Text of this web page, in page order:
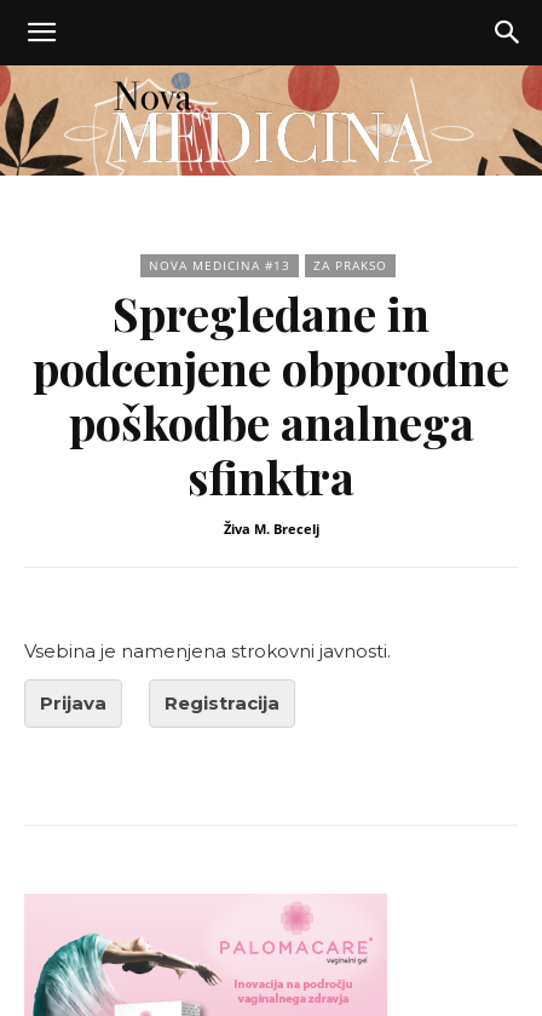
medicina
NOVA MEDICINA #13 ZA PRAKSO
Spregledane in
podcenjene obporodne
poškodbe analnega
sfinktra
Živa M. Brecelj
Vsebina je namenjena strokovni javnosti.
Prijava Registracija